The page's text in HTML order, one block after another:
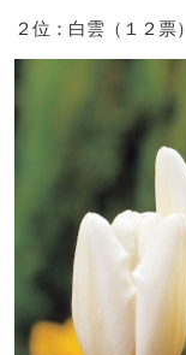
２位：白雲（１２票）